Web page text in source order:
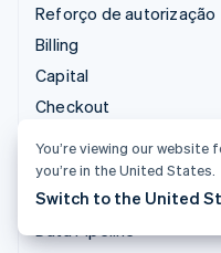
Reforço de autorização
Billing
Capital
Checkout
Connect
Criptomoedas
You’re viewing our
you’re in the United States.
Switch to the United